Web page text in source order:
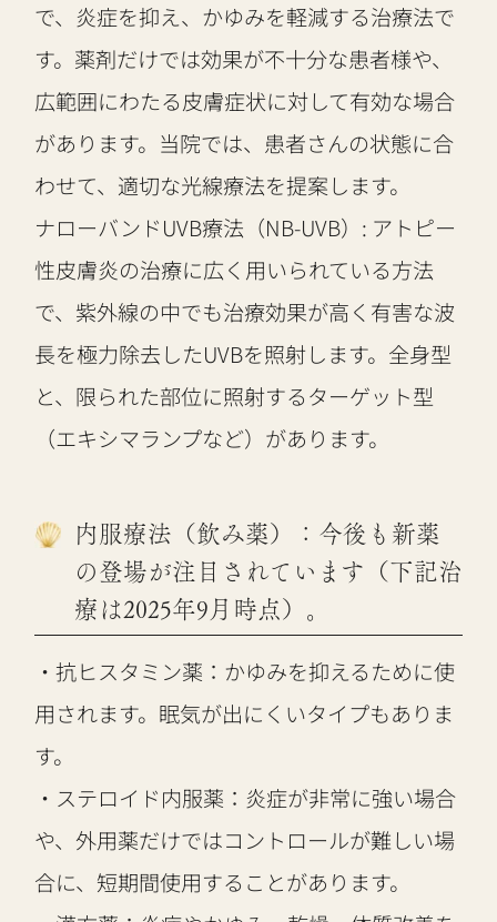
で、炎症を抑え、かゆみを軽減する治療法で
す。薬剤だけでは効果が不十分な患者様や、
広範囲にわたる皮膚症状に対して有効な場合
があります。当院では、患者さんの状態に合
わせて、適切な光線療法を提案します。
ナローバンドUVB療法（NB-UVB）: アトピー
性皮膚炎の治療に広く用いられている方法
で、紫外線の中でも治療効果が高く有害な波
長を極力除去したUVBを照射します。全身型
と、限られた部位に照射するターゲット型
（エキシマランプなど）があります。
内服療法（飲み薬）：今後も新薬
の登場が注目されています（下記治
療は2025年9月時点）。
・抗ヒスタミン薬：かゆみを抑えるために使
用されます。眠気が出にくいタイプもありま
す。
・ステロイド内服薬：炎症が非常に強い場合
や、外用薬だけではコントロールが難しい場
合に、短期間使用することがあります。